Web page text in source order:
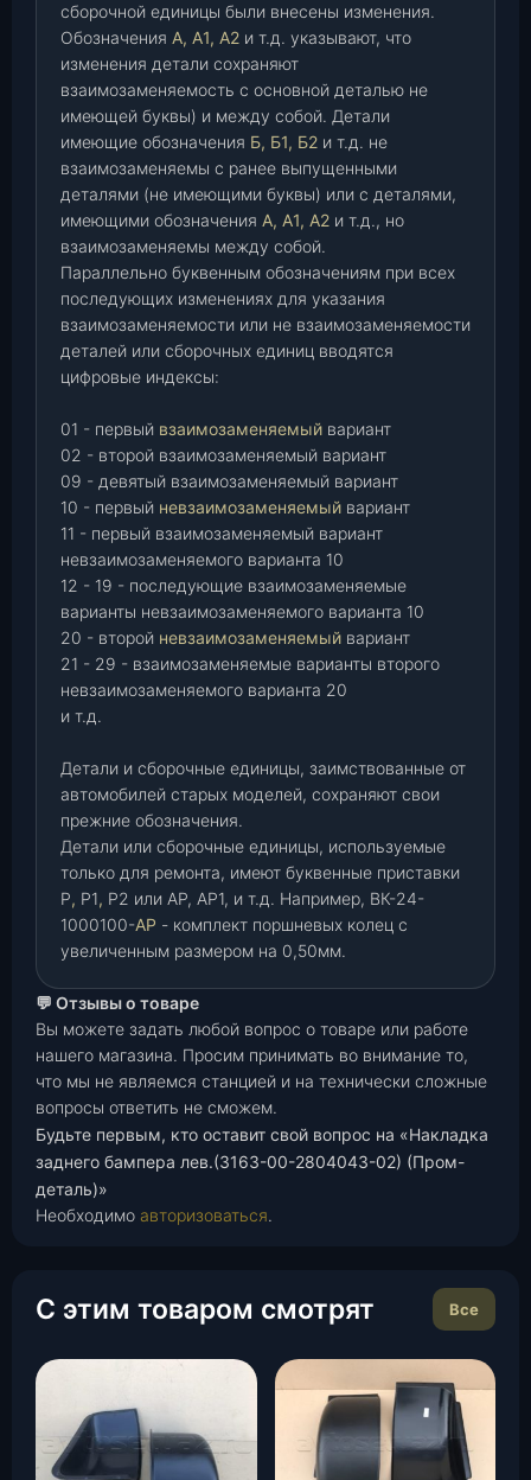
сборочной единицы были внесены изменения.
Обозначения А, А1, А2 и т.д. указывают, что
изменения детали сохраняют
взаимозаменяемость с основной деталью не
имеющей буквы) и между собой. Детали
имеющие обозначения Б, Б1, Б2 и т.д. не
взаимозаменяемы с ранее выпущенными
деталями (не имеющими буквы) или с деталями,
имеющими обозначения А, А1, А2 и т.д., но
взаимозаменяемы между собой.
Параллельно буквенным обозначениям при всех
последующих изменениях для указания
взаимозаменяемости или не взаимозаменяемости
деталей или сборочных единиц вводятся
цифровые индексы:
01 - первый взаимозаменяемый вариант
02 - второй взаимозаменяемый вариант
09 - девятый взаимозаменяемый вариант
10 - первый невзаимозаменяемый вариант
11 - первый взаимозаменяемый вариант
невзаимозаменяемого варианта 10
12 - 19 - последующие взаимозаменяемые
варианты невзаимозаменяемого варианта 10
20 - второй невзаимозаменяемый вариант
21 - 29 - взаимозаменяемые варианты второго
невзаимозаменяемого варианта 20
и т.д.
Детали и сборочные единицы, заимствованные от
автомобилей старых моделей, сохраняют свои
прежние обозначения.
Детали или сборочные единицы, используемые
только для ремонта, имеют буквенные приставки
Р, Р1, Р2 или АР, АР1, и т.д. Например, ВК-24-
1000100-АР - комплект поршневых колец с
увеличенным размером на 0,50мм.
💬 Отзывы о товаре
Вы можете задать любой вопрос о товаре или работе
нашего магазина. Просим принимать во внимание то,
что мы не являемся станцией и на технически сложные
вопросы ответить не сможем.
Будьте первым, кто оставит свой вопрос на «Накладка
заднего бампера лев.(3163-00-2804043-02) (Пром-
деталь)»
Необходимо авторизоваться.
С этим товаром смотрят Все